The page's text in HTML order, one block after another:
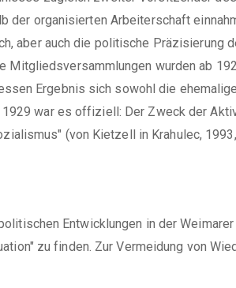
der organisierten Arbeiterschaft
aber auch die politische Präzisierung
wurden ab
Ergebnis sich sowohl die
war es offiziell: Der Zweck der
(von Kietzell in Krahulec,
Entwicklungen in der
zu finden. Zur Vermeidung von